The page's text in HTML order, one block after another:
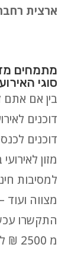
ארצית
מתמחים
סוגי
בין אם אתם
דוכנים
דוכנים
מזון
למסיבות
מצווה
התקשרו
מ 2500 ₪ לדוכן!